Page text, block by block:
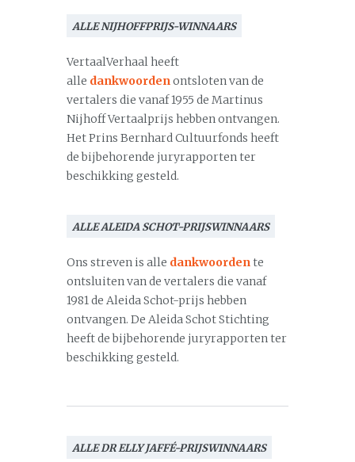
ALLE NIJHOFFPRIJS-WINNAARS
VertaalVerhaal heeft
alle dankwoordenontsloten van de
vertalers die vanaf 1955 de Martinus
Nijhoff Vertaalprijs hebben ontvangen.
Het Prins Bernhard Cultuurfonds heeft
de bijbehorende juryrapporten ter
beschikking gesteld.
ALLE ALEIDA SCHOT-PRIJSWINNAARS
Ons streven is alle dankwoordente
ontsluiten van de vertalers die vanaf
1981 de Aleida Schot-prijs hebben
ontvangen. De Aleida Schot Stichting
heeft de bijbehorende juryrapporten ter
beschikking gesteld.
ALLE DR ELLY JAFFÉ-PRIJSWINNAARS